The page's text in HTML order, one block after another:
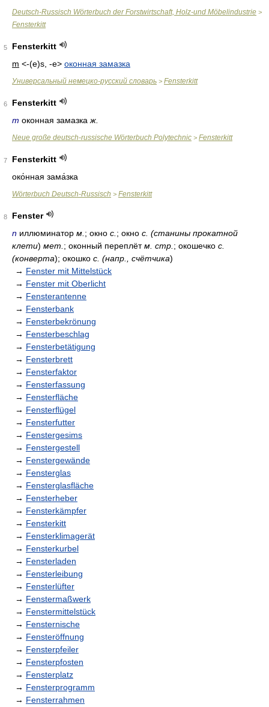
Deutsch-Russisch Wörterbuch der Forstwirtschaft, Holz-und Möbelindustrie >
Fensterkitt
5
Fensterkitt
m <-(e)s, -e> оконная замазка
Универсальный немецко-русский словарь > Fensterkitt
6
Fensterkitt
m оконная замазка ж.
Neue große deutsch-russische Wörterbuch Polytechnic > Fensterkitt
7
Fensterkitt
око́нная зама́зка
Wörterbuch Deutsch-Russisch > Fensterkitt
8
Fenster
n иллюминатор м. ; окно с. ; окно с. (станины прокатной
клети) мет. ; оконный переплётм. стр. ; окошечко с.
(конверта); окошко с. (напр., счётчика)
→ Fenster mit Mittelstück
→ Fenster mit Oberlicht
→ Fensterantenne
→ Fensterbank
→ Fensterbekrönung
→ Fensterbeschlag
→ Fensterbetätigung
→ Fensterbrett
→ Fensterfaktor
→ Fensterfassung
→ Fensterfläche
→ Fensterflügel
→ Fensterfutter
→ Fenstergesims
→ Fenstergestell
→ Fenstergewände
→ Fensterglas
→ Fensterglasfläche
→ Fensterheber
→ Fensterkämpfer
→ Fensterkitt
→ Fensterklimagerät
→ Fensterkurbel
→ Fensterladen
→ Fensterleibung
→ Fensterlüfter
→ Fenstermaßwerk
→ Fenstermittelstück
→ Fensternische
→ Fensteröffnung
→ Fensterpfeiler
→ Fensterpfosten
→ Fensterplatz
→ Fensterprogramm
→ Fensterrahmen